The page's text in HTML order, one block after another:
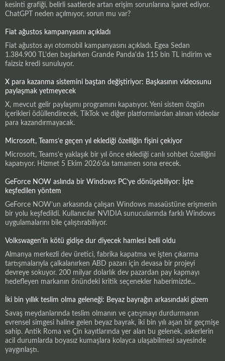
kesinti grafiği, belirli saatlerde artan erişim sorunlarına işaret ediyor.
ChatGPT neden açılmıyor, sorun mu var?
Fiat ağustos kampanyasını açıkladı
Fiat ağustos ayı otomobil kampanyasını açıkladı. Egea Sedan
1.384.900 TL'den başlarken Grande Panda'da 115 bin TL indirim ve
faizsiz kredi sunuluyor.
X para kazanma sistemini baştan değiştiriyor: Başkasının videosunu
paylaşmak yetmeyecek
X, mevcut gelir paylaşımı programını kapatıyor. Yeni sistem özgün
içerikleri ödüllendirecek, TikTok ve diğer platformlardan alınan videolar
para kazandırmayacak.
Microsoft, Teams’e geçen yıl eklediği özelliğin fişini çekiyor
Microsoft, Teams'e yaklaşık bir yıl önce eklediği canlı sohbet özelliğini
kapatıyor. Hizmet 5 Ekim 2026'da tamamen sona erecek.
GeForce NOW aslında bir Windows PC’ye dönüşebiliyor: İşte
keşfedilen yöntem
GeForce NOW’un arkasında çalışan Windows masaüstüne erişmenin
bir yolu keşfedildi. Kullanıcılar NVIDIA sunucularında farklı Windows
uygulamalarını bile çalıştırabiliyor.
Volkswagen'in kötü gidişe dur diyecek hamlesi belli oldu
Almanya merkezli dev üretici, fabrika kapatma ve işten çıkarma
tartışmalarıyla çalkalanırken ABD pazarı için devasa bir projeyi
devreye sokuyor. 200 milyar dolarlık dev pazardan pay kapmayı
hedefleyen markanın önündeki kritik seçenekler haberimizde...
İki bin yıllık teslim olma geleneği: Beyaz bayrağın arkasındaki gizem
Savaş meydanlarında teslim olmanın ve çatışmayı durdurmanın
evrensel simgesi haline gelen beyaz bayrak, iki bin yılı aşan bir geçmişe
sahip. Antik Roma ve Çin kayıtlarında yer alan bu gelenek, askerlerin
acil durumlarda boyasız kumaşlara kolayca ulaşabilmesi sayesinde
yaygınlaştı.